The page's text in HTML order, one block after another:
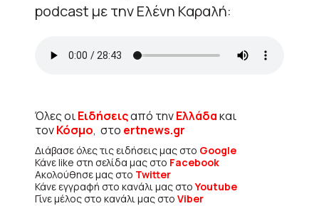
podcast με την Ελένη Καραλή:
Όλες οιΕιδήσειςαπό τηνΕλλάδακαι
τονΚόσμο, στο ertnews.gr
Διάβασε όλες τις ειδήσεις μας στο Google
Κάνε like στη σελίδα μας στο Facebook
Ακολούθησε μας στο Twitter
Κάνε εγγραφή στο κανάλι μας στοYoutube
Γίνε μέλος στο κανάλι μας στο Viber